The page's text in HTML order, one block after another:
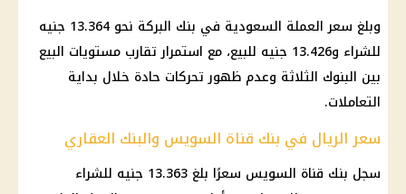
وبلغ سعر العملة السعودية في بنك البركة نحو 13.364 جنيه
للشراء و13.426 جنيه للبيع، مع استمرار تقارب مستويات البيع
بين البنوك الثلاثة وعدم ظهور تحركات حادة خلال بداية
التعاملات.
سعر الريال في بنك قناة السويس والبنك العقاري
سجل بنك قناة السويس سعرًا بلغ 13.363 جنيه للشراء